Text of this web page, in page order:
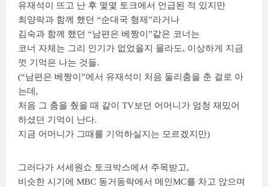
유재석이 뜨고 난 후 몇몇 토크에서 언급된 적 있지만
최양락과 함께 했던 “순대국 형제”라거나
김숙과 함께 했던 “남편은 베짱이”같은 코너는
코너 자체는 그리 인기가 없었을지 몰라도, 이상하게 지금
껏 기억은 나는 것들.
(“남편은 베짱이”에서 유재석이 처음 둘리춤을 춘 걸로 아
는데,
처음 그 춤을 췄을 때 같이 TV보던 어머니가 엄청 재밌어
하셨던 기억이 난다.
지금 어머니가 그때를 기억하실지는 모르겠지만)
그러다가 서세원쇼 토크박스에서 주목받고,
비슷한 시기에 MBC 동거동락에서 메인MC를 차고 앉으며